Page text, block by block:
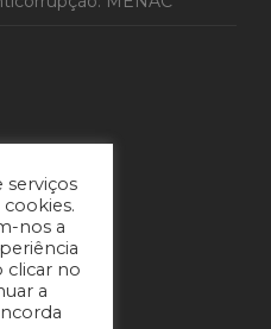
serviços
nos a
clicar no
a